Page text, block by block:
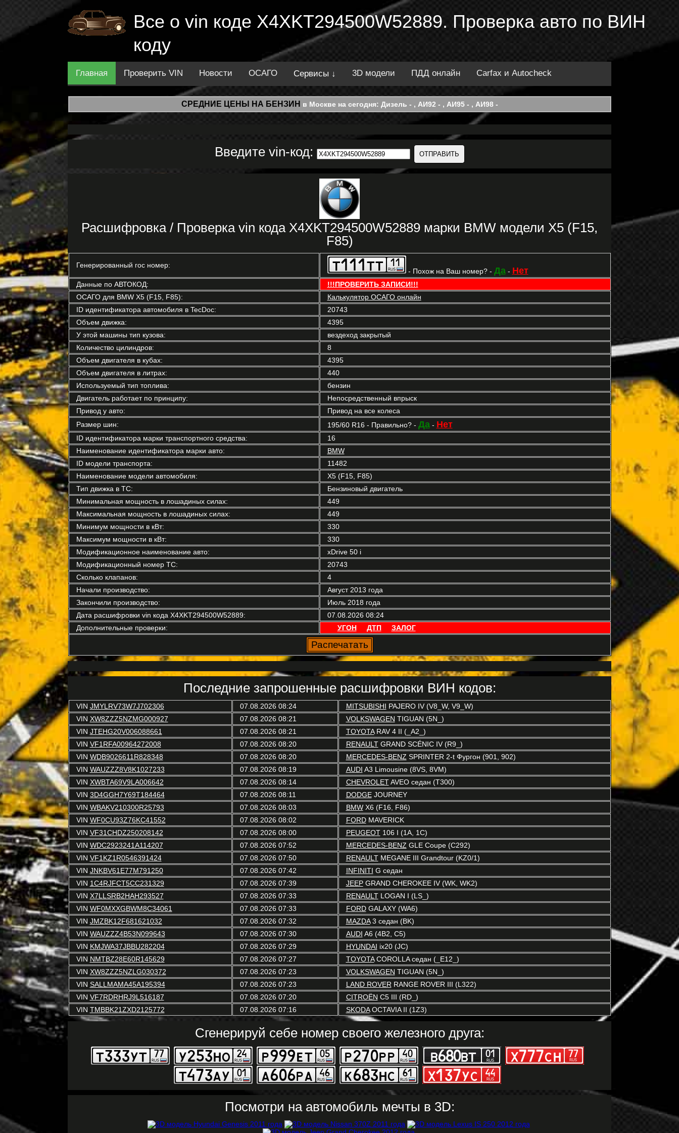
Все о vin коде X4XKT294500W52889. Проверка авто по ВИН
коду
Главная Проверить VIN Новости ОСАГО Сервисы ↓ 3D модели ПДД онлайн Carfax и Autocheck
СРЕДНИЕ ЦЕНЫ НА БЕНЗИН в Москве на сегодня: Дизель - , АИ92 - , АИ95 - , АИ98 -
Введите vin-код:
Расшифровка / Проверка vin кода X4XKT294500W52889 марки BMW модели X5 (F15,
F85)
Генерированный гос номер:
- Похож на Ваш номер? - Да- Нет
Данные по АВТОКОД:
!!!ПРОВЕРИТЬ ЗАПИСИ!!!
ОСАГО для BMW X5 (F15, F85):
Калькулятор ОСАГО онлайн
ID идентификатора автомобиля в TecDoc:
20743
Объем движка:
4395
У этой машины тип кузова:
вездеход закрытый
Количество цилиндров:
8
Объем двигателя в кубах:
4395
Объем двигателя в литрах:
440
Используемый тип топлива:
бензин
Двигатель работает по принципу:
Непосредственный впрыск
Привод у авто:
Привод на все колеса
Размер шин:
195/60 R16 - Правильно? - Да- Нет
ID идентификатора марки транспортного средства:
16
Наименование идентификатора марки авто:
BMW
ID модели транспорта:
11482
Наименование модели автомобиля:
X5 (F15, F85)
Тип движка в ТС:
Бензиновый двигатель
Минимальная мощность в лошадиных силах:
449
Максимальная мощность в лошадиных силах:
449
Минимум мощности в кВт:
330
Максимум мощности в кВт:
330
Модификационное наименование авто:
xDrive 50 i
Модификационный номер ТС:
20743
Сколько клапанов:
4
Начали производство:
Август 2013 года
Закончили производство:
Июль 2018 года
Дата расшифровки vin кода X4XKT294500W52889:
07.08.2026 08:24
Дополнительные проверки:
УГОН ДТП ЗАЛОГ
Последние запрошенные расшифровки ВИН кодов:
VIN JMYLRV73W7J702306 07.08.2026 08:24 MITSUBISHI PAJERO IV (V8_W, V9_W)
VIN XW8ZZZ5NZMG000927 07.08.2026 08:21 VOLKSWAGEN TIGUAN (5N_)
VIN JTEHG20V006088661 07.08.2026 08:21 TOYOTARAV 4 II (_A2_)
VIN VF1RFA00964272008 07.08.2026 08:20 RENAULTGRAND SCÉNIC IV (R9_)
VIN WDB9026611R828348 07.08.2026 08:20 MERCEDES-BENZ SPRINTER 2-t Фургон (901, 902)
VIN WAUZZZ8V8K1027233 07.08.2026 08:19 AUDI A3 Limousine (8VS, 8VM)
VIN XWBTA69V9LA006642 07.08.2026 08:14 CHEVROLETAVEO седан (T300)
VIN 3D4GGH7Y69T184464 07.08.2026 08:11 DODGEJOURNEY
VIN WBAKV210300R25793 07.08.2026 08:03 BMWX6 (F16, F86)
VIN WF0CU93Z76KC41552 07.08.2026 08:02 FORDMAVERICK
VIN VF31CHDZ250208142 07.08.2026 08:00 PEUGEOT106 I (1A, 1C)
VIN WDC2923241A114207 07.08.2026 07:52 MERCEDES-BENZ GLE Coupe (C292)
VIN VF1KZ1R0546391424 07.08.2026 07:50 RENAULTMEGANE III Grandtour (KZ0/1)
VIN JNKBV61E77M791250 07.08.2026 07:42 INFINITI G седан
VIN 1C4RJFCT5CC231329 07.08.2026 07:39 JEEPGRAND CHEROKEE IV (WK, WK2)
VIN X7LLSRB2HAH293527 07.08.2026 07:33 RENAULTLOGAN I (LS_)
VIN WF0MXXGBWM8C34061 07.08.2026 07:33 FORDGALAXY (WA6)
VIN JMZBK12F681621032 07.08.2026 07:32 MAZDA3 седан (BK)
VIN WAUZZZ4B53N099643 07.08.2026 07:30 AUDI A6 (4B2, C5)
VIN KMJWA37JBBU282204 07.08.2026 07:29 HYUNDAI ix20 (JC)
VIN NMTBZ28E60R145629 07.08.2026 07:27 TOYOTACOROLLA седан (_E12_)
VIN XW8ZZZ5NZLG030372 07.08.2026 07:23 VOLKSWAGEN TIGUAN (5N_)
VIN SALLMAMA45A195394 07.08.2026 07:23 LAND ROVER RANGE ROVER III (L322)
VIN VF7RDRHRJ9L516187 07.08.2026 07:20 CITROËN C5 III (RD_)
VIN TMBBK21ZXD2125772 07.08.2026 07:16 SKODAOCTAVIA II (1Z3)
Сгенерируй себе номер своего железного друга:
Посмотри на автомобиль мечты в 3D: